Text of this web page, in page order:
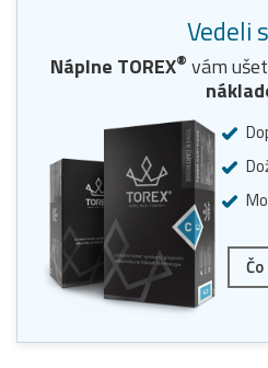
Vedeli
Náplne TOREX® vám